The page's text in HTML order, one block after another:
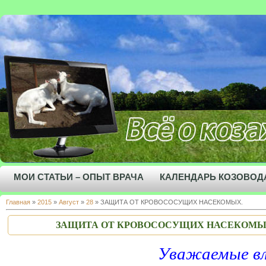
МОИ СТАТЬИ – ОПЫТ ВРАЧА КАЛЕНДАРЬ
Главная » 2015 » Август » 28 » ЗАЩИТА ОТ КРОВОСОСУЩИХ НАСЕКОМЫХ.
ЗАЩИТА ОТ КРОВОСОСУЩИХ
Уважаемые